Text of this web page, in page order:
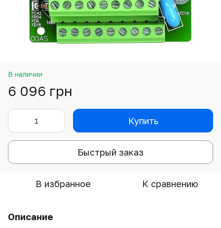
В наличии
6 096 грн
Купить
Быстрый заказ
В избранное К сравнению
Описание